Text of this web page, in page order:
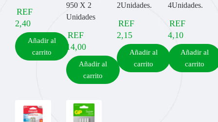
REF
2,40
Añadir al
carrito
950 X 2
Unidades
REF
14,00
Añadir al
carrito
2Unidades.
REF
2,15
Añadir al
carrito
4Unidades.
REF
4,10
Añadir al
carrito